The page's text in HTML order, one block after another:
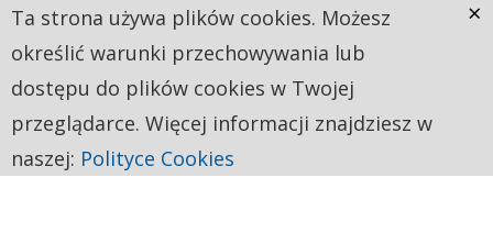
Ta strona używa plików cookies. Możesz
określić warunki przechowywania lub
dostępu do plików cookies w Twojej
przeglądarce. Więcej informacji znajdziesz w
naszej: Polityce Cookies
×